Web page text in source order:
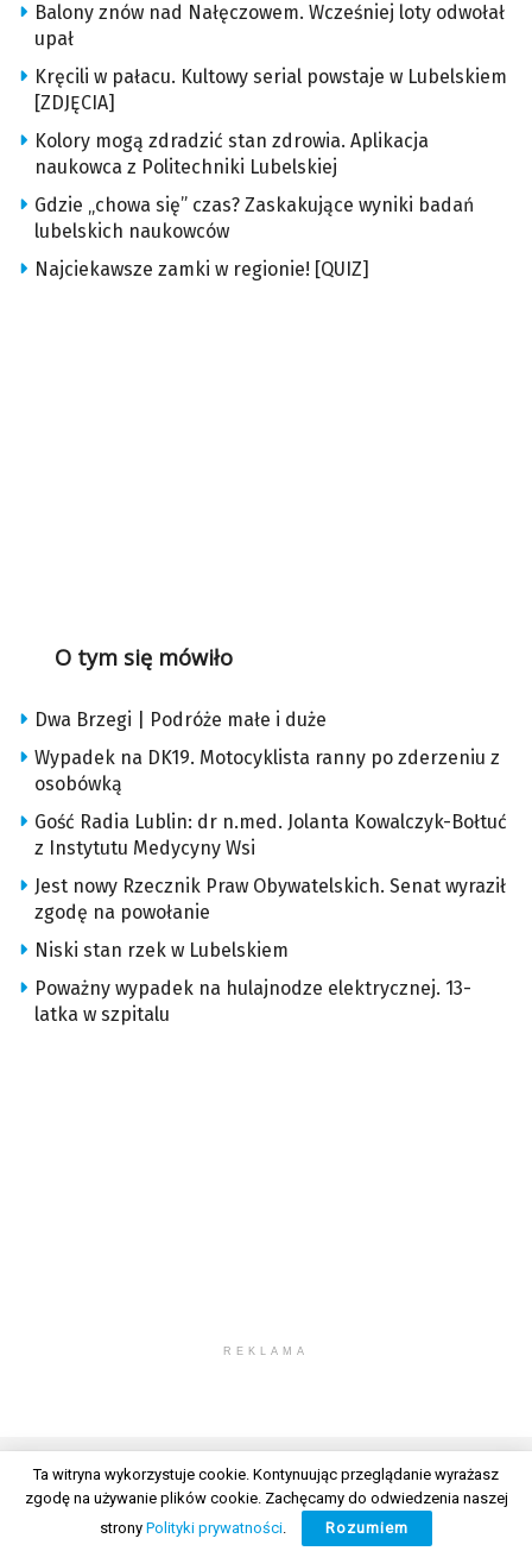
Balony znów nad Nałęczowem. Wcześniej loty odwołał
upał
Kręcili w pałacu. Kultowy serial powstaje w Lubelskiem
[ZDJĘCIA]
Kolory mogą zdradzić stan zdrowia. Aplikacja
naukowca z Politechniki Lubelskiej
Gdzie „chowa się” czas? Zaskakujące wyniki badań
lubelskich naukowców
Najciekawsze zamki w regionie! [QUIZ]
O tym się mówiło
Dwa Brzegi | Podróże małe i duże
Wypadek na DK19. Motocyklista ranny po zderzeniu z
osobówką
Gość Radia Lublin: dr n.med. Jolanta Kowalczyk-Bołtuć
z Instytutu Medycyny Wsi
Jest nowy Rzecznik Praw Obywatelskich. Senat wyraził
zgodę na powołanie
Niski stan rzek w Lubelskiem
Poważny wypadek na hulajnodze elektrycznej. 13-
latka w szpitalu
REKLAMA
© 2026 Wszelkie prawa zastrzeżone. Radio Lublin S.A. w likwidacji
Ta witryna wykorzystuje cookie. Kontynuując przeglądanie wyrażasz
zgodę na używanie plików cookie. Zachęcamy do odwiedzenia naszej
strony Polityki prywatności. Rozumiem